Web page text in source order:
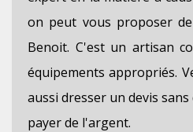
on peut vous proposer
Benoit. C'est un artisan
équipements appropriés.
aussi dresser un devis
payer de l'argent.